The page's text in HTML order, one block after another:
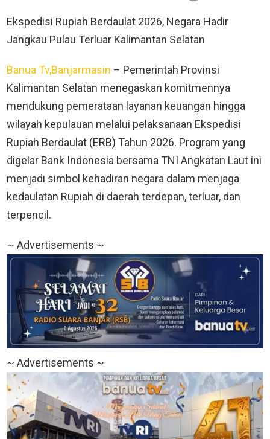
Ekspedisi Rupiah Berdaulat 2026, Negara Hadir
Jangkau Pulau Terluar Kalimantan Selatan
Banua Tv,Banjarmasin – Pemerintah Provinsi
Kalimantan Selatan menegaskan komitmennya
mendukung pemerataan layanan keuangan hingga
wilayah kepulauan melalui pelaksanaan Ekspedisi
Rupiah Berdaulat (ERB) Tahun 2026. Program yang
digelar Bank Indonesia bersama TNI Angkatan Laut ini
menjadi simbol kehadiran negara dalam menjaga
kedaulatan Rupiah di daerah terdepan, terluar, dan
terpencil.
~ Advertisements ~
~ Advertisements ~